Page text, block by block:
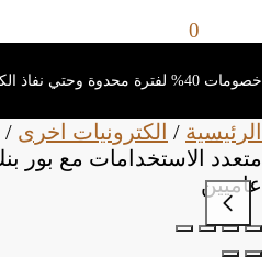
0
خصومات 40% لفترة محدوة وحتي نفاذ الكمية
الرئيسية / الكترونيات اخرى /
عاميين